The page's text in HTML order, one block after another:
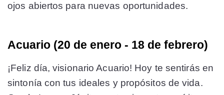
ojos abiertos para nuevas oportunidades.
Acuario (20 de enero - 18 de febrero)
¡Feliz día, visionario Acuario! Hoy te sentirás en
sintonía con tus ideales y propósitos de vida.